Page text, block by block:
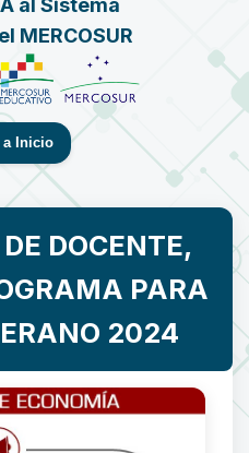
MERCOSUR
a Inicio
DOCENTE,
PARA
2024